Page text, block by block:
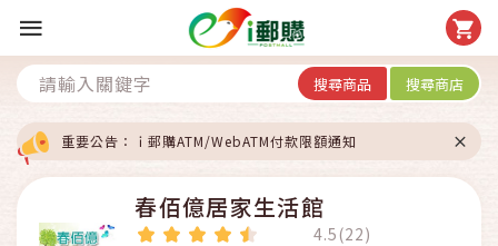
搜尋商品 搜尋商店
重要公告：ｉ郵購ATM/WebATM付款限額通知
春佰億居家生活館
4.5(22)